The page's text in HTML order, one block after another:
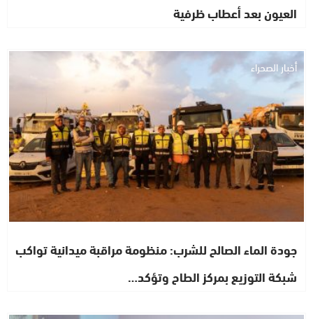
العيون بعد أعطاب ظرفية
أخبار الصحراء
جودة الماء الصالح للشرب: منظومة مراقبة ميدانية تواكب
شبكة التوزيع بمركز الطاح وتؤكد…